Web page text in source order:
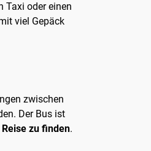
Taxi oder einen
viel Gepäck
zwischen
Der Bus ist
zu finden.